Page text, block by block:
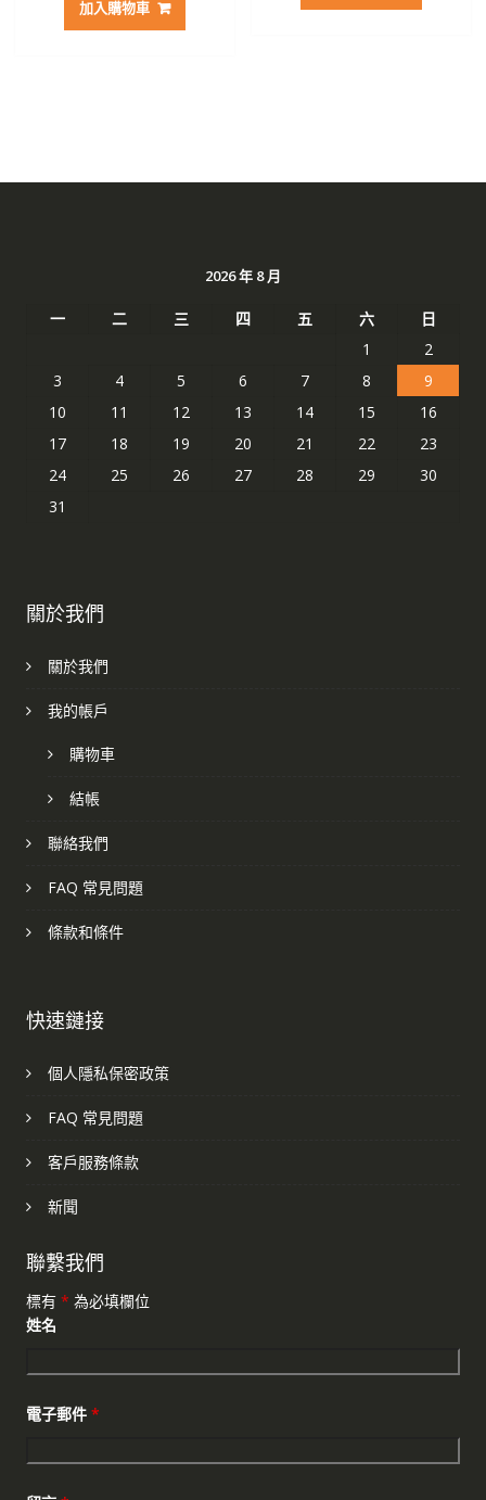
格：
加入購物車
2026 年 8 月
一 二 三 四 五 六
日
1
2
3
4 5 6 7 8
9
10
11 12 13 14 15
16
17
18 19 20 21 22
23
24
25 26 27 28 29
30
31
關於我們
關於我們
我的帳戶
購物車
結帳
聯絡我們
FAQ 常見問題
條款和條件
快速鏈接
個人隱私保密政策
FAQ 常見問題
客戶服務條款
新聞
聯繫我們
標有 * 為必填欄位
姓名
電子郵件 *